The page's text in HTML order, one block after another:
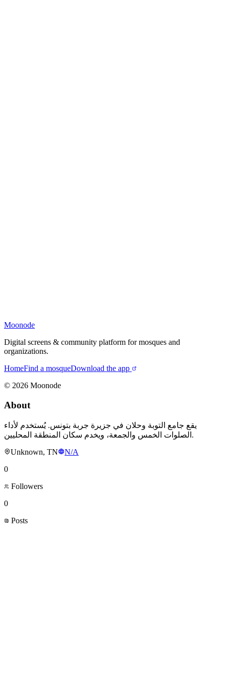
Moonode
Digital screens & community platform for mosques and
organizations.
HomeFind a mosqueDownload the app
© 2026 Moonode
About
يقع جامع التوبة وحلان في جزيرة جربة بتونس. يُستخدم لأداء
الصلوات الخمس والجمعة، ويخدم سكان المنطقة المحليين.
Unknown, TN
N/A
0
Followers
0
Posts